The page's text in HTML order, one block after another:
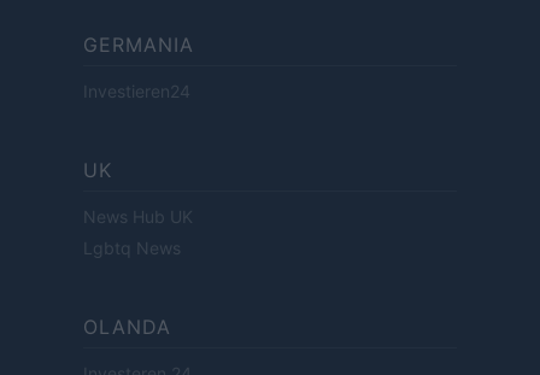
GERMANIA
Investieren24
UK
News Hub UK
Lgbtq News
OLANDA